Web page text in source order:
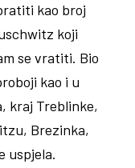
kao broj
koji
se vratiti. Bio
kao i u
kraj Treblinke,
Brezinka,
uspjela.